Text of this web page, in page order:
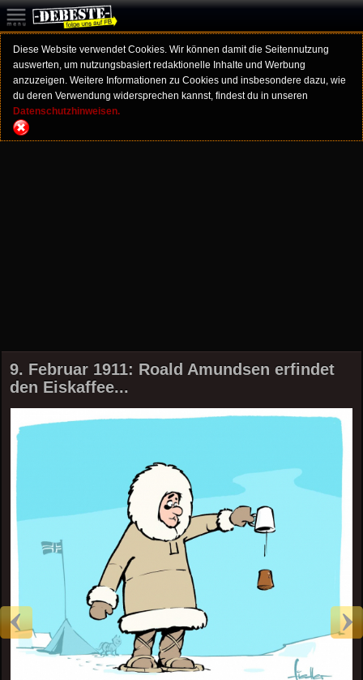
Diese Website verwendet Cookies. Wir können damit die Seitennutzung
auswerten, um nutzungsbasiert redaktionelle Inhalte und Werbung
anzuzeigen. Weitere Informationen zu Cookies und insbesondere dazu, wie
du deren Verwendung widersprechen kannst, findest du in unseren
Datenschutzhinweisen.
9. Februar 1911: Roald Amundsen erfindet
den Eiskaffee...